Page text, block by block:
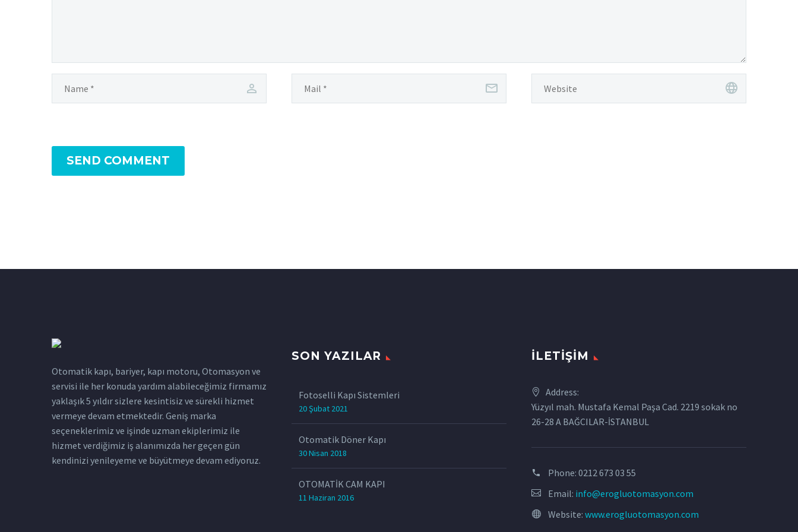
SEND COMMENT
Otomatik kapı, bariyer, kapı motoru, Otomasyon ve
servisi ile her konuda yardım alabileceğimiz firmamız
yaklaşık 5 yıldır sizlere kesintisiz ve sürekli hizmet
vermeye devam etmektedir. Geniş marka
seçeneklerimiz ve işinde uzman ekiplerimiz ile
hizmet verdiğimiz iş alanımızda her geçen gün
kendinizi yenileyeme ve büyütmeye devam ediyoruz.
SON YAZILAR
Fotoselli Kapı Sistemleri
20 Şubat 2021
Otomatik Döner Kapı
30 Nisan 2018
OTOMATİK CAM KAPI
11 Haziran 2016
İLETIŞIM
Address:
Yüzyıl mah. Mustafa Kemal Paşa Cad. 2219 sokak no
26-28 A BAĞCILAR-İSTANBUL
Phone: 0212 673 03 55
Email: info@erogluotomasyon.com
Website: www.erogluotomasyon.com